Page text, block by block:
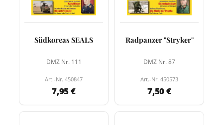
Südkoreas SEALS
DMZ Nr. 111
Art.-Nr. 450847
7,95 €
Radpanzer "Stryker"
DMZ Nr. 87
Art.-Nr. 450573
7,50 €